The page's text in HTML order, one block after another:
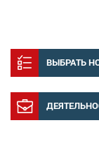
ВЫБРАТЬ